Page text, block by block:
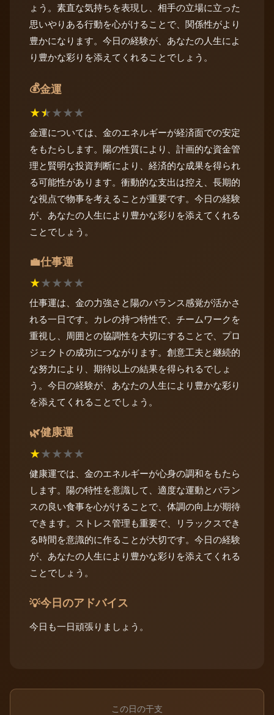
ょう。素直な気持ちを表現し、相手の立場に立った
思いやりある行動を心がけることで、関係性がより
豊かになります。今日の経験が、あなたの人生によ
り豊かな彩りを添えてくれることでしょう。
💰金運
★★★★★
金運については、金のエネルギーが経済面での安定
をもたらします。陽の性質により、計画的な資金管
理と賢明な投資判断により、経済的な成果を得られ
る可能性があります。衝動的な支出は控え、長期的
な視点で物事を考えることが重要です。今日の経験
が、あなたの人生により豊かな彩りを添えてくれる
ことでしょう。
💼仕事運
★★★★★
仕事運は、金の力強さと陽のバランス感覚が活かさ
れる一日です。カレの持つ特性で、チームワークを
重視し、周囲との協調性を大切にすることで、プロ
ジェクトの成功につながります。創意工夫と継続的
な努力により、期待以上の結果を得られるでしょ
う。今日の経験が、あなたの人生により豊かな彩り
を添えてくれることでしょう。
🌿健康運
★★★★★
健康運では、金のエネルギーが心身の調和をもたら
します。陽の特性を意識して、適度な運動とバラン
スの良い食事を心がけることで、体調の向上が期待
できます。ストレス管理も重要で、リラックスでき
る時間を意識的に作ることが大切です。今日の経験
が、あなたの人生により豊かな彩りを添えてくれる
ことでしょう。
💡今日のアドバイス
今日も一日頑張りましょう。
この日の干支